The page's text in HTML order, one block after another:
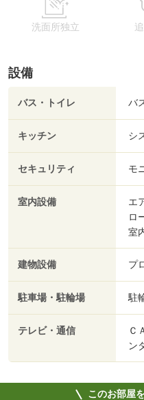
洗面所独立
設備
バス・トイレ バ
キッチン シ
セキュリティ モ
室内設備
エ
ロ
室
建物設備 プ
駐車場・駐輪場 駐
テレビ・通信
Ｃ
ン
このお部屋